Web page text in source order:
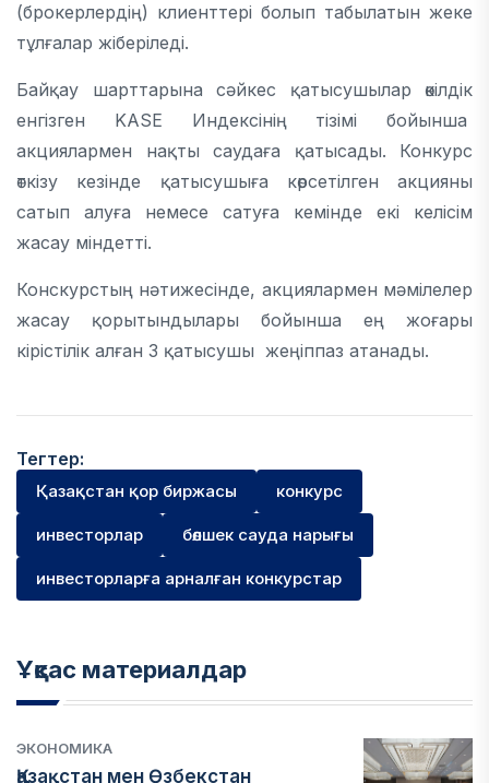
(брокерлердің) клиенттері болып табылатын жеке
тұлғалар жіберіледі.
Байқау шарттарына сәйкес қатысушылар өкілдік
енгізген KASE Индексінің тізімі бойынша
акциялармен нақты саудаға қатысады. Конкурс
өткізу кезінде қатысушыға көрсетілген акцияны
сатып алуға немесе сатуға кемінде екі келісім
жасау міндетті.
Конскурстың нәтижесінде, акциялармен мәмілелер
жасау қорытындылары бойынша ең жоғары
кірістілік алған 3 қатысушы жеңіппаз атанады.
Тегтер:
Қазақстан қор биржасы конкурс
инвесторлар бөлшек сауда нарығы
инвесторларға арналған конкурстар
Ұқсас материалдар
ЭКОНОМИКА
Қазақстан мен Өзбекстан